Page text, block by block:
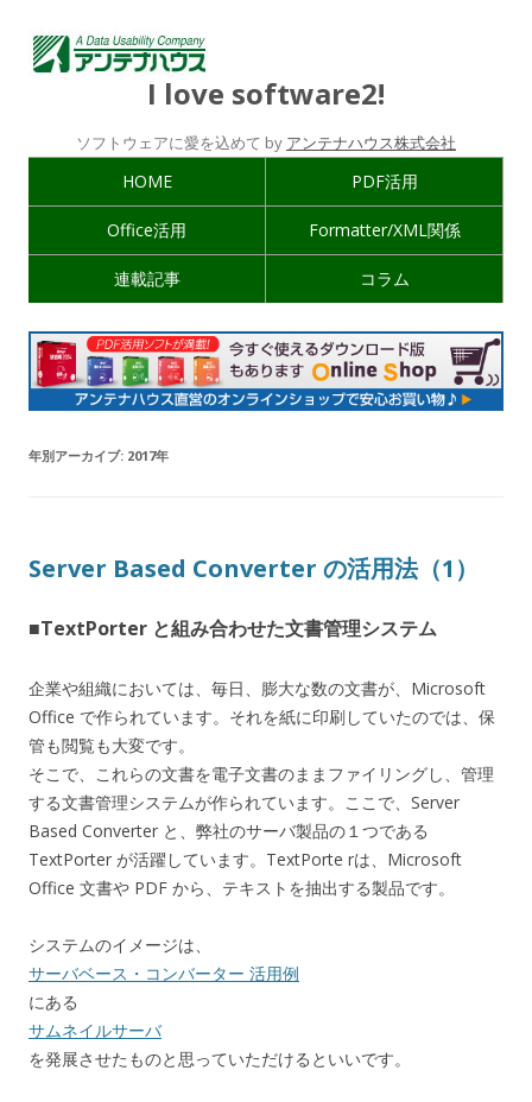
I love software2!
ソフトウェアに愛を込めて by アンテナハウス株式会社
HOME PDF活用
Office活用 Formatter/XML関係
連載記事 コラム
年別アーカイブ: 2017年
Server Based Converter の活用法（1）
■TextPorter と組み合わせた文書管理システム
企業や組織においては、毎日、膨大な数の文書が、Microsoft
Office で作られています。それを紙に印刷していたのでは、保
管も閲覧も大変です。
そこで、これらの文書を電子文書のままファイリングし、管理
する文書管理システムが作られています。ここで、Server
Based Converter と、弊社のサーバ製品の１つである
TextPorter が活躍しています。TextPorte rは、Microsoft
Office 文書や PDF から、テキストを抽出する製品です。
システムのイメージは、
サーバベース・コンバーター 活用例
にある
サムネイルサーバ
を発展させたものと思っていただけるといいです。